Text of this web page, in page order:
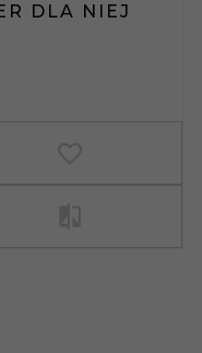
DLA NIEJ